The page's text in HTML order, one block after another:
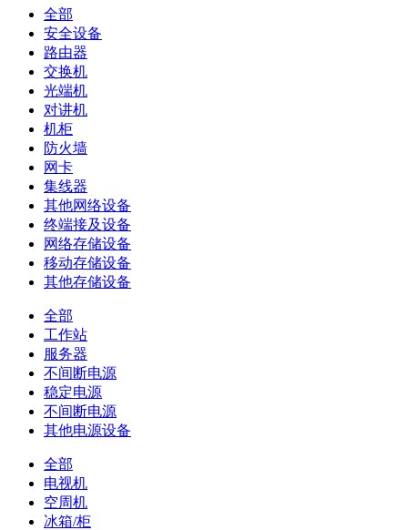
全部
安全设备
路由器
交换机
光端机
对讲机
机柜
防火墙
网卡
集线器
其他网络设备
终端接及设备
网络存储设备
移动存储设备
其他存储设备
全部
工作站
服务器
不间断电源
稳定电源
不间断电源
其他电源设备
全部
电视机
空周机
冰箱/柜